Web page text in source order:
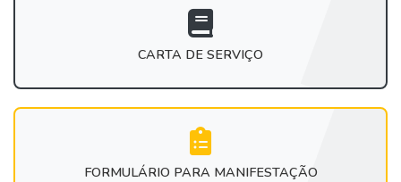
CARTA DE SERVIÇO
FORMULÁRIO PARA MANIFESTAÇÃO